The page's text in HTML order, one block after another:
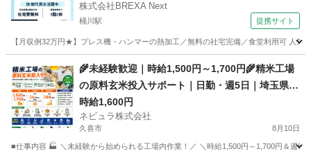
株式会社BREXA Next
桶川駅 提携サイト
【月収例32万円★】プレス機・ハンマーの熱加工／無料の社宅完備／食堂利用可 人
桶川駅 その他
🌾未経験歓迎｜時給1,500円～1,700円🌾精米工場
の原料玄米投入サポート｜日勤・週5日｜埼玉県久
喜市【136751】
時給1,600円
ネビュラ株式会社
久喜市 8月10日
■仕事内容 🏭 ＼未経験から始められる工場内作業！／ ＼時給1,500円～1,700円＆週5